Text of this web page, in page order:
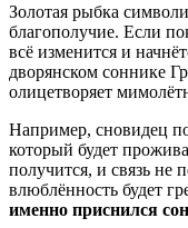
Золотая рыбка
благополучие. Если
всё изменится и
дворянском соннике
олицетворяет
Например, сновидец
который будет
получится, и связь не
влюблённость будет
именно приснился